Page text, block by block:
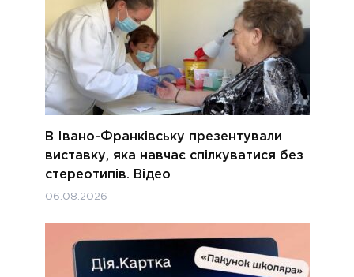
В Івано-Франківську презентували
виставку, яка навчає спілкуватися без
стереотипів. Відео
06.08.2026